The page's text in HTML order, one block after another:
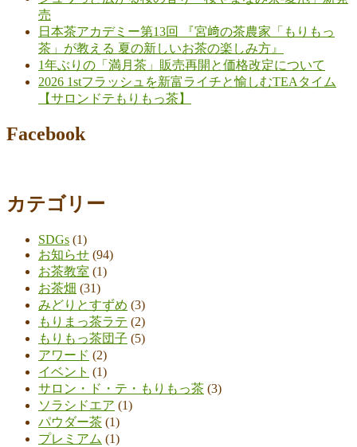
売
日本茶アカデミー第13回 『宮﨑の茶農家「もりもっ
茶」が教える 夏の新しいお茶の楽しみ方』
1年ぶりの「満月茶」販売再開と価格改定について
2026 1stフラッシュを新富ライチと愉しむTEAタイム
【サロンドテもりもっ茶】
Facebook
カテゴリー
SDGs (1)
お知らせ (94)
お茶教室 (1)
お茶畑 (31)
みどりとすずめ (3)
もりまっ茶ラテ (2)
もりもっ茶団子 (5)
アワード (2)
イベント (1)
サロン・ド・テ・もりもっ茶 (3)
ソラシドエア (1)
パウダー茶 (1)
プレミアム (1)